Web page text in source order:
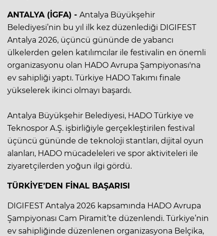
ANTALYA (İGFA) - Antalya Büyükşehir
Belediyesi’nin bu yıl ilk kez düzenlediği DIGIFEST
Antalya 2026, üçüncü gününde de yabancı
ülkelerden gelen katılımcılar ile festivalin en önemli
organizasyonu olan HADO Avrupa Şampiyonası'na
ev sahipliği yaptı. Türkiye HADO Takımı finale
yükselerek ikinci olmayı başardı.
Antalya Büyükşehir Belediyesi, HADO Türkiye ve
Teknospor A.Ş. işbirliğiyle gerçekleştirilen festival
üçüncü gününde de teknoloji stantları, dijital oyun
alanları, HADO mücadeleleri ve spor aktiviteleri ile
ziyaretçilerden yoğun ilgi gördü.
TÜRKİYE’DEN FİNAL BAŞARISI
DIGIFEST Antalya 2026 kapsamında HADO Avrupa
Şampiyonası Cam Piramit’te düzenlendi. Türkiye’nin
ev sahipliğinde düzenlenen organizasyona Belçika,